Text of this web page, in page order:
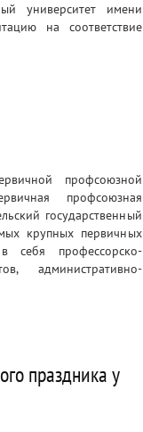
университет имени
на соответствие
профсоюзной
профсоюзная
государственный
крупных первичных
себя профессорско-
административно-
праздника у